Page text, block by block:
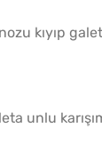
kıyıp
unlu